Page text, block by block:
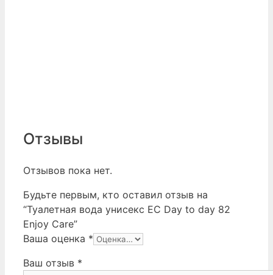
Отзывы
Отзывов пока нет.
Будьте первым, кто оставил отзыв на
“Туалетная вода унисекс EC Day to day 82
Enjoy Care”
Ваша оценка *
Ваш отзыв *